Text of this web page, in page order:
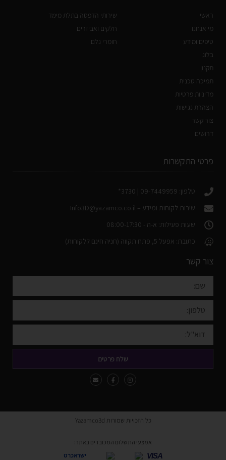
ראשי
מי אנחנו
טיפים ומידע
בלוג
תקנון
תמיכה טכנית
מדיניות פרטיות
הצהרת נגישות
צור קשר
דרושים
שירותי הדפסה בתלת מימד
חלקים ואביזרים
חומרי גלם
פרטי התקשרות
טלפון: 09-7449959 | 3730*
שירות לקוחות ומידע – Info3D@yazamco.co.il
שעות פעילות: א-ה - 08:00-17:30
כתובת: אפעל 5, פתח תקווה (חניה חינם ללקוחות)
צור קשר
שלח פרטים
כל הזכויות שמורות Yazamco3d
אמצעי התשלום המכובדים באתר:
VISA ישראכרט